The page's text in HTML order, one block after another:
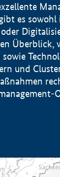
es
Überblick,
und